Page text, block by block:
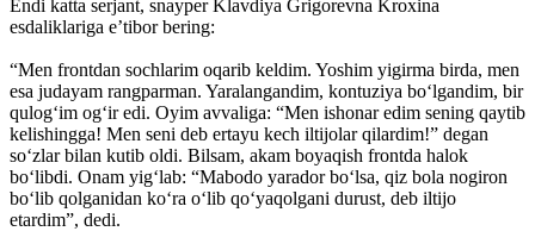
Endi katta serjant, snayper Klavdiya Grigorevna Kroxina
esdaliklariga e’tibor bering:
“Men frontdan sochlarim oqarib keldim. Yoshim yigirma birda, men
esa judayam rangparman. Yaralangandim, kontuziya bo‘lgandim, bir
qulog‘im og‘ir edi. Oyim avvaliga: “Men ishonar edim sening qaytib
kelishingga! Men seni deb ertayu kech iltijolar qilardim!” degan
so‘zlar bilan kutib oldi. Bilsam, akam boyaqish frontda halok
bo‘libdi. Onam yig‘lab: “Mabodo yarador bo‘lsa, qiz bola nogiron
bo‘lib qolganidan ko‘ra o‘lib qo‘yaqolgani durust, deb iltijo
etardim”, dedi.